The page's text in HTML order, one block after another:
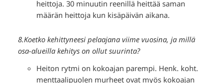
heittoja. 30 minuutin reenillä heittää saman
määrän heittoja kun kisäpäivän aikana.
8.Koetko kehittyneesi pelaajana viime vuosina, ja millä
osa-alueilla kehitys on ollut suurinta?
Heiton rytmi on kokoajan parempi. Henk. koht.
menttaalipuolen murheet ovat myös kokoajan